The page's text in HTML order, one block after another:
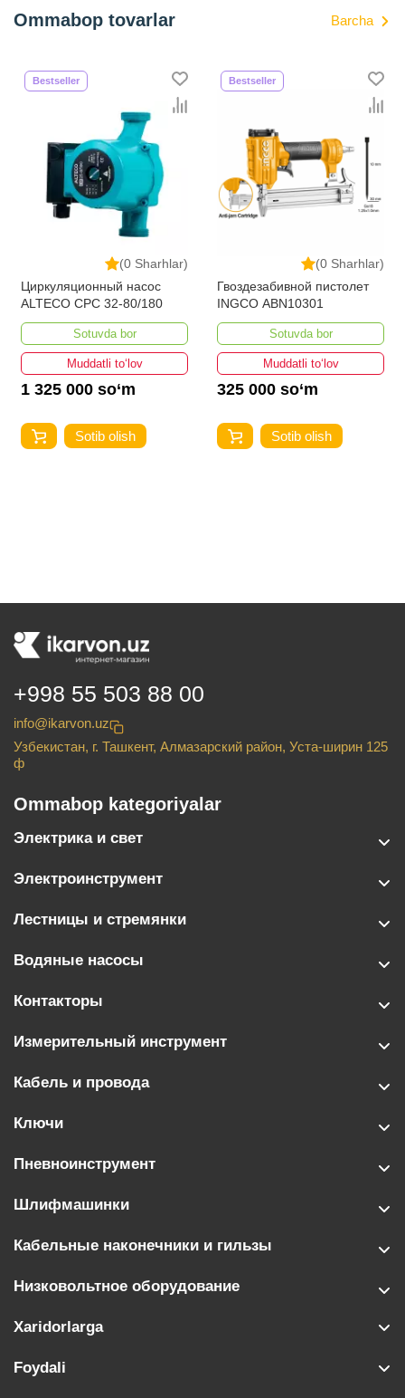
Ommabop tovarlar Barcha
(0 Sharhlar)
Bestseller
Циркуляционный насос
ALTECO CPC 32-80/180
Sotuvda bor
Muddatli to‘lov
1 325 000 so‘m
Sotib olish
(0 Sharhlar)
Bestseller
Гвоздезабивной пистолет
INGCO ABN10301
Sotuvda bor
Muddatli to‘lov
325 000 so‘m
Sotib olish
+998 55 503 88 00
info@ikarvon.uz
Узбекистан, г. Ташкент, Алмазарский район, Уста-ширин 125
ф
Ommabop kategoriyalar
Электрика и свет
Электроинструмент
Лестницы и стремянки
Водяные насосы
Контакторы
Измерительный инструмент
Кабель и провода
Ключи
Пневноинструмент
Шлифмашинки
Кабельные наконечники и гильзы
Низковольтное оборудование
Xaridorlarga
Foydali